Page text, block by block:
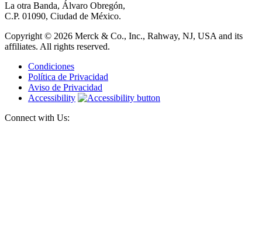
La otra Banda, Álvaro Obregón,
C.P. 01090, Ciudad de México.
Copyright © 2026 Merck & Co., Inc., Rahway, NJ, USA and its
affiliates. All rights reserved.
Condiciones
Política de Privacidad
Aviso de Privacidad
Accessibility
Connect with Us: